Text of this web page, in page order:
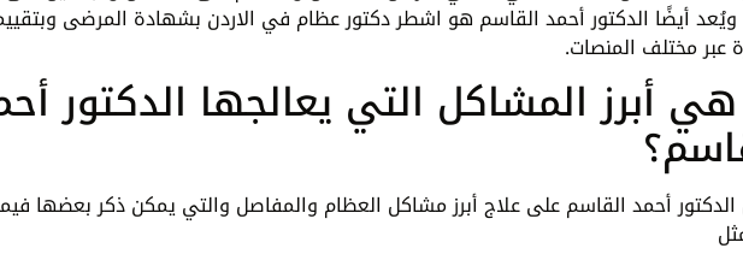
أيضًا الدكتور أحمد القاسم هو اشطر دكتور عظام في الاردن بشهادة المرضى
عبر مختلف المنصات.
أبرز المشاكل التي يعالجها الدكتور
أحمد القاسم على علاج أبرز مشاكل العظام والمفاصل والتي يمكن ذكر بعضها